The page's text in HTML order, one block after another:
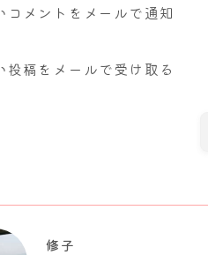
コメントをメールで通知
投稿をメールで受け取る
修子